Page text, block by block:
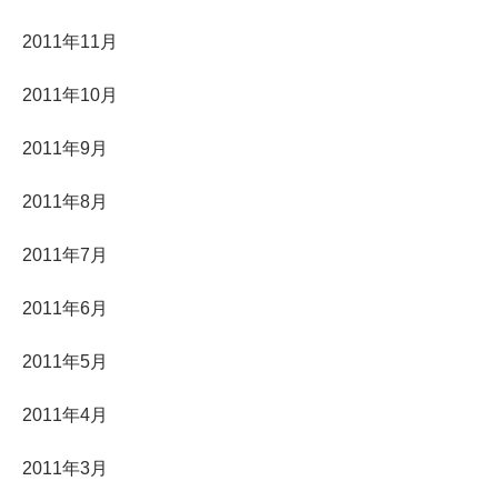
2011年11月
2011年10月
2011年9月
2011年8月
2011年7月
2011年6月
2011年5月
2011年4月
2011年3月